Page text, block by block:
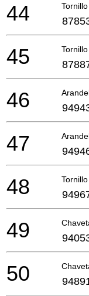
44
45
46
47
48
49
50